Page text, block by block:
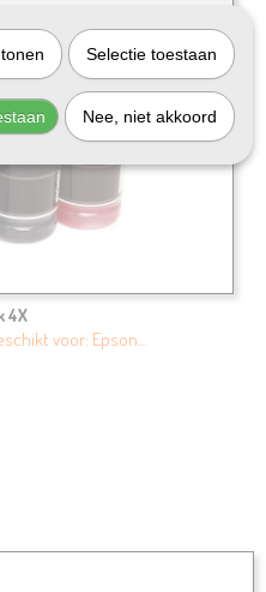
4X
voor: Epson…
Selectie toestaan
Nee, niet akkoord